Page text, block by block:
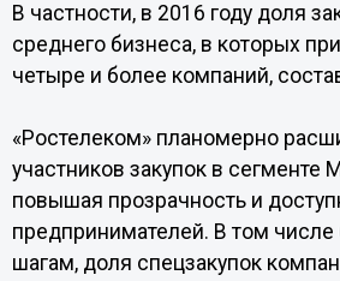
В частности, в 2016 году доля
среднего бизнеса, в которых
четыре и более компаний,
«Ростелеком» планомерно
участников закупок в сегменте
повышая прозрачность и
предпринимателей. В том числе
шагам, доля спецзакупок